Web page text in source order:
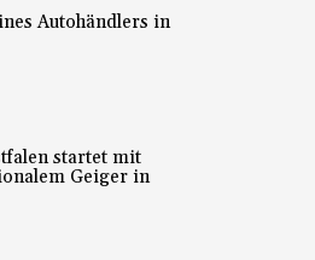
Autohändlers in
startet mit
Geiger in